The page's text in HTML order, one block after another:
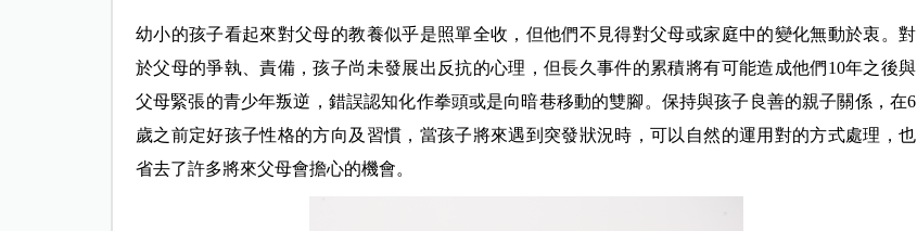
幼小的孩子看起來對父母的教養似乎是照單全收，但他們不見得對父母或家庭中的變化無動於衷。對
於父母的爭執、責備，孩子尚未發展出反抗的心理，但長久事件的累積將有可能造成他們10年之後與
父母緊張的青少年叛逆，錯誤認知化作拳頭或是向暗巷移動的雙腳。保持與孩子良善的親子關係，在6
歲之前定好孩子性格的方向及習慣，當孩子將來遇到突發狀況時，可以自然的運用對的方式處理，也
省去了許多將來父母會擔心的機會。